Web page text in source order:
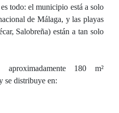
todo: el municipio está a solo
de Málaga, y las playas
Salobreña) están a tan solo
180 m²
se distribuye en: